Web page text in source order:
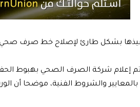
بشكل طارئ لإصلاح خط صرف
إعلام شركة الصرف الصحي بهبوط
بالمعايير والشروط الفنية، موضحا أن